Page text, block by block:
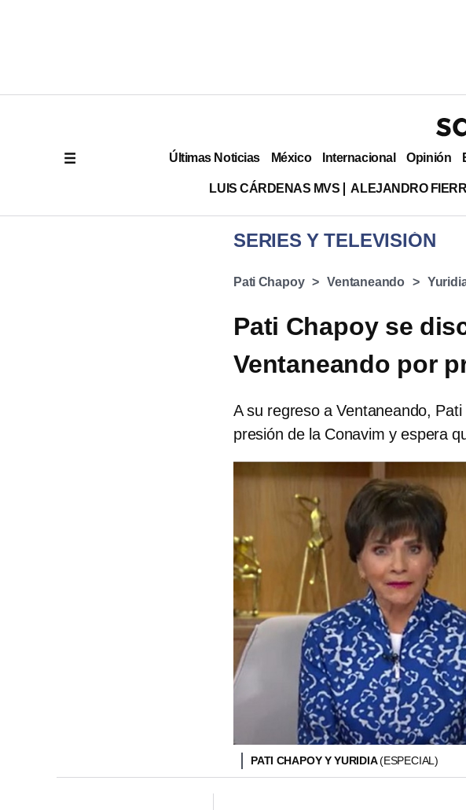
Últimas Noticias México Internacional Opinión
LUIS CÁRDENAS MVS ALEJANDRO
SERIES Y TELEVISIÓN
Pati Chapoy Ventaneando
Pati Chapoy se
Ventaneando por
A su regreso a Ventaneando,
presión de la Conavim y espera
PATI CHAPOY Y YURIDIA(ESPECIAL)